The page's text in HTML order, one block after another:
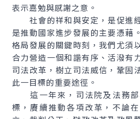
表示嘉勉與感謝之意。
社會的祥和與安定，是促進
是推動國家進步發展的主要憑藉
格局發展的關鍵時刻，我們尤須
合力營造一個和諧有序、活潑有
司法改革，樹立司法威信，鞏固
此一目標的重要途徑。
這一年來，司法院及法務部
標，賡續推動各項改革，不論